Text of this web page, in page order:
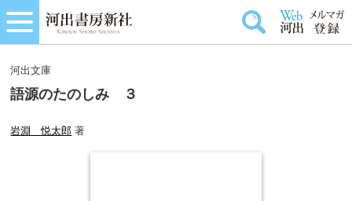
河出文庫
語源のたのしみ ３
岩淵 悦太郎 著